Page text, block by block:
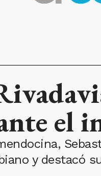
el
y destacó